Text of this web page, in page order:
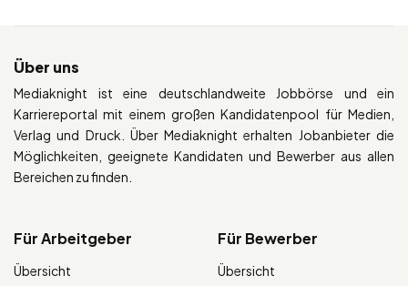
Über uns
Mediaknight ist eine deutschlandweite Jobbörse und ein
Karriereportal mit einem großen Kandidatenpool für Medien,
Verlag und Druck. Über Mediaknight erhalten Jobanbieter die
Möglichkeiten, geeignete Kandidaten und Bewerber aus allen
Bereichen zu finden.
Für Arbeitgeber
Übersicht
Für Bewerber
Übersicht